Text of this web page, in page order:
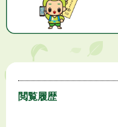
閲覧履歴